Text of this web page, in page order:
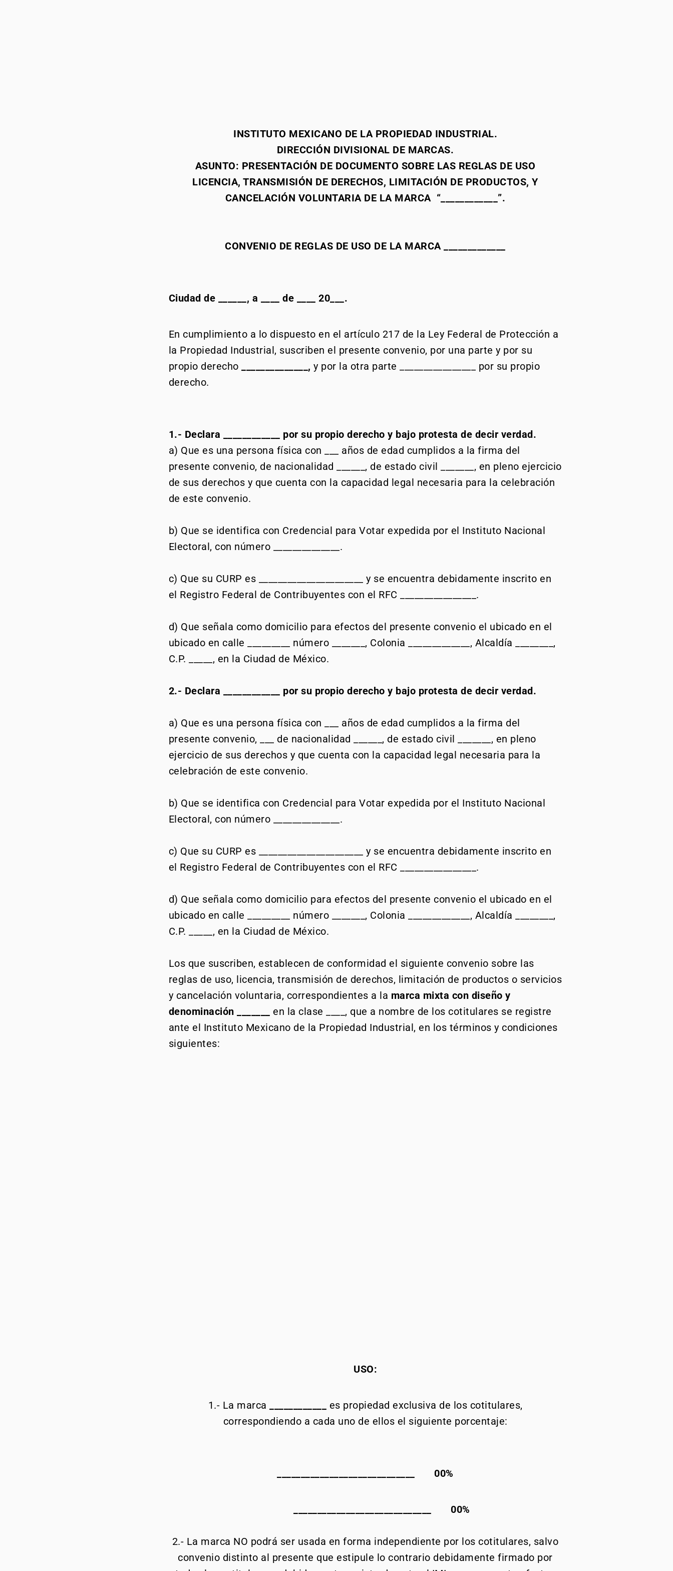
INSTITUTO MEXICANO DE LA PROPIEDAD INDUSTRIAL.
DIRECCIÓN DIVISIONAL DE MARCAS.
ASUNTO: PRESENTACIÓN DE DOCUMENTO SOBRE LAS REGLAS DE USO
LICENCIA, TRANSMISIÓN DE DERECHOS, LIMITACIÓN DE PRODUCTOS, Y
CANCELACIÓN VOLUNTARIA DE LA MARCA “____________”.
CONVENIO DE REGLAS DE USO DE LA MARCA _____________
Ciudad de ______, a ____ de ____ 20___.
En cumplimiento a lo dispuesto en el artículo 217 de la Ley Federal de Protección a
la Propiedad Industrial, suscriben el presente convenio, por una parte y por su
propio derecho
______________,y por la otra parte ________________ por su propio
derecho.
1.- Declara ____________ por su propio derecho y bajo protesta de decir verdad.
a) Que es una persona física con ___ años de edad cumplidos a la firma del
presente convenio, de nacionalidad ______, de estado civil _______, en pleno ejercicio
de sus derechos y que cuenta con la capacidad legal necesaria para la celebración
de este convenio.
b) Que se identifica con Credencial para Votar expedida por el Instituto Nacional
Electoral, con número ______________.
c) Que su CURP es ______________________ y se encuentra debidamente inscrito en
el Registro Federal de Contribuyentes con el RFC ________________.
d) Que señala como domicilio para efectos del presente convenio el ubicado en el
ubicado en calle _________ número _______, Colonia _____________, Alcaldía ________,
C.P. _____, en la Ciudad de México.
2.- Declara ____________ por su propio derecho y bajo protesta de decir verdad.
a) Que es una persona física con ___ años de edad cumplidos a la firma del
presente convenio, ___ de nacionalidad ______, de estado civil _______, en pleno
ejercicio de sus derechos y que cuenta con la capacidad legal necesaria para la
celebración de este convenio.
b) Que se identifica con Credencial para Votar expedida por el Instituto Nacional
Electoral, con número ______________.
c) Que su CURP es ______________________ y se encuentra debidamente inscrito en
el Registro Federal de Contribuyentes con el RFC ________________.
d) Que señala como domicilio para efectos del presente convenio el ubicado en el
ubicado en calle _________ número _______, Colonia _____________, Alcaldía ________,
C.P. _____, en la Ciudad de México.
Los que suscriben, establecen de conformidad el siguiente convenio sobre las
reglas de uso, licencia, transmisión de derechos, limitación de productos o servicios
y cancelación voluntaria, correspondientes a la marca mixta con diseño y
denominación
en la clase ____, que a nombre de los cotitulares se registre
ante el Instituto Mexicano de la Propiedad Industrial, en los términos y condiciones
siguientes:
USO:
1.- La marca
es propiedad exclusiva de los cotitulares,
correspondiendo a cada uno de ellos el siguiente porcentaje:
_____________________________ 00%
_____________________________ 00%
2.- La marca NO podrá ser usada en forma independiente por los cotitulares, salvo
convenio distinto al presente que estipule lo contrario debidamente firmado por